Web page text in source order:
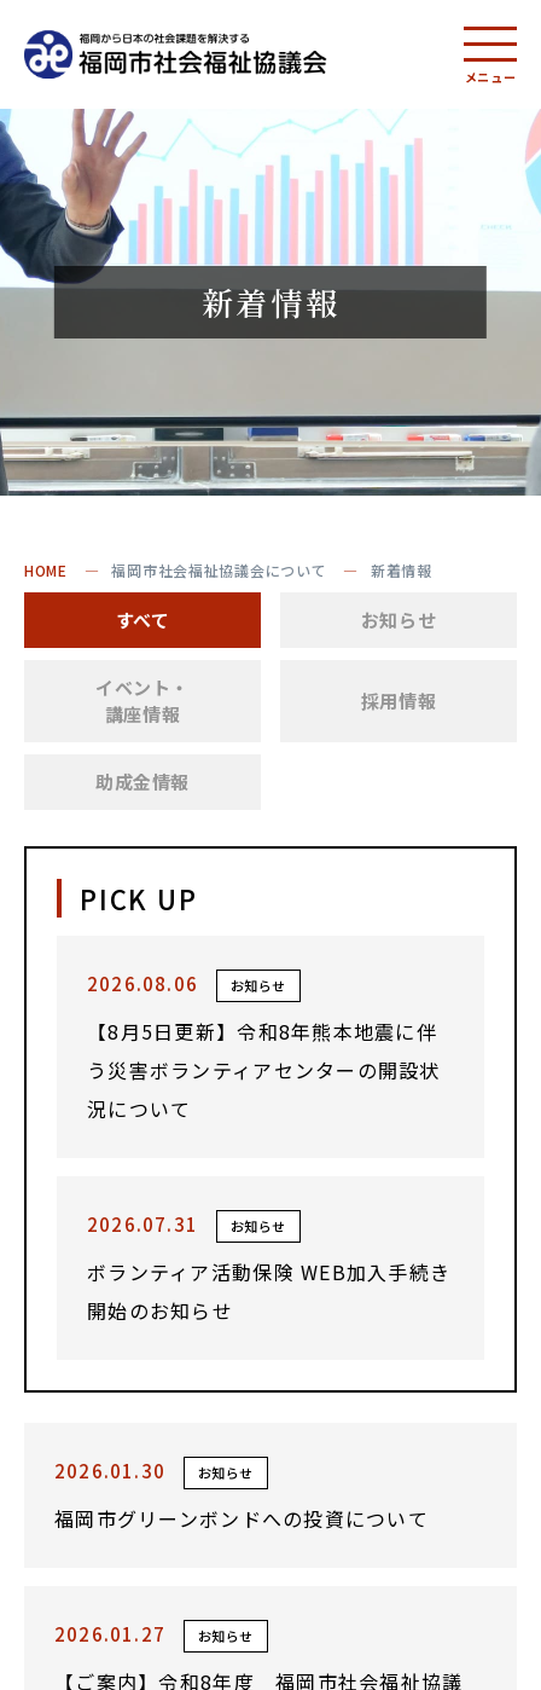
メニュー
新着情報
HOME 福岡市社会福祉協議会について 新着情報
すべて お知らせ
イベント・
講座情報
採用情報
助成金情報
PICK UP
2026.08.06 お知らせ
【8月5日更新】令和8年熊本地震に伴
う災害ボランティアセンターの開設状
況について
2026.07.31 お知らせ
ボランティア活動保険 WEB加入手続き
開始のお知らせ
2026.01.30 お知らせ
福岡市グリーンボンドへの投資について
2026.01.27 お知らせ
【ご案内】令和8年度 福岡市社会福祉協議